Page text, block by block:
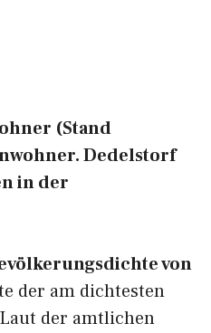
(Stand
Dedelstorf
in der
von
der am dichtesten
der amtlichen